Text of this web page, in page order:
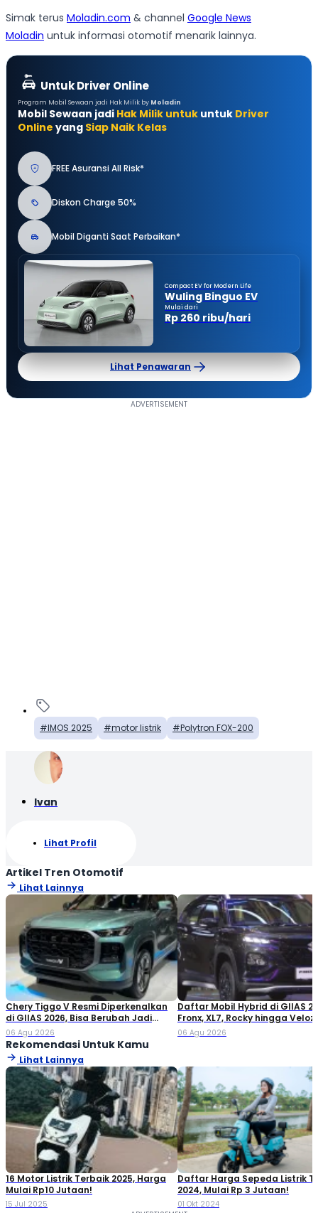
Simak terus Moladin.com & channel Google News
Moladin untuk informasi otomotif menarik lainnya.
Untuk Driver Online
Program Mobil Sewaan jadi Hak Milik by Moladin
Mobil Sewaan jadi Hak Milik untuk untuk Driver
Online yang Siap Naik Kelas
FREE Asuransi All Risk*
Diskon Charge 50%
Mobil Diganti Saat Perbaikan*
Compact EV for Modern Life
Wuling Binguo EV
Mulai dari
Rp 260 ribu/hari
Lihat Penawaran
IMOS 2025 motor listrik Polytron FOX-200
Ivan
Lihat Profil
Artikel Tren Otomotif
Lihat Lainnya
Chery Tiggo V Resmi Diperkenalkan
di GIIAS 2026, Bisa Berubah Jadi
Double Cabin
06 Agu 2026
Daftar Mobil Hybrid di GIIAS
Fronx, XL7, Rocky hingga Veloz!
06 Agu 2026
Rekomendasi Untuk Kamu
Lihat Lainnya
16 Motor Listrik Terbaik 2025, Harga
Mulai Rp10 Jutaan!
15 Jul 2025
Daftar Harga Sepeda Listrik
2024, Mulai Rp 3 Jutaan!
01 Okt 2024